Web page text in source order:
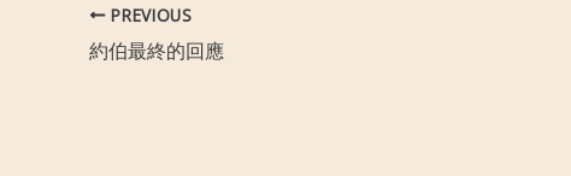
PREVIOUS
約伯最終的回應